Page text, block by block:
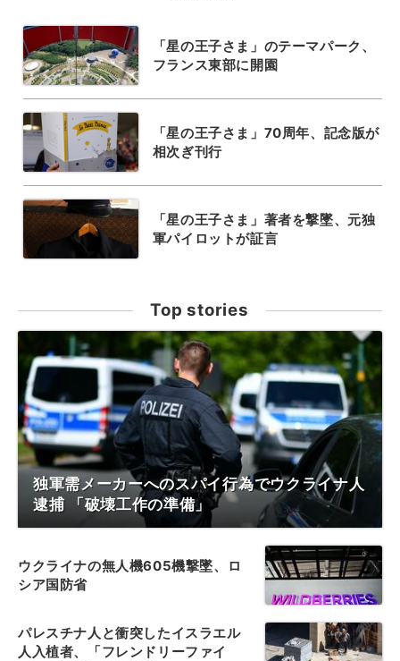
「星の王子さま」のテーマパーク、
フランス東部に開園
「星の王子さま」70周年、記念版が
相次ぎ刊行
「星の王子さま」著者を撃墜、元独
軍パイロットが証言
Top stories
独軍需メーカーへのスパイ行為でウクライナ人
逮捕 「破壊工作の準備」
ウクライナの無人機605機撃墜、ロ
シア国防省
パレスチナ人と衝突したイスラエル
人入植者、「フレンドリーファイ